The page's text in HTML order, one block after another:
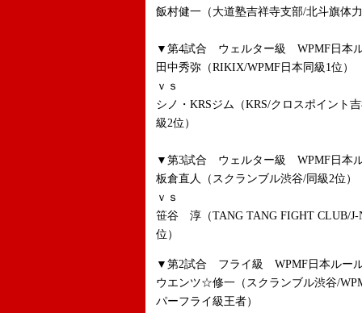
飯村健一（大道塾吉祥寺支部/北斗旗体
▼第4試合 ウェルター級 WPMF日本
田中秀弥（RIKIX/WPMF日本同級1位）
ｖｓ
シノ・KRSジム（KRS/クロスポイント
級2位）
▼第3試合 ウェルター級 WPMF日本
板倉直人（スクランブル渋谷/同級2位）
ｖｓ
笹谷 淳（TANG TANG FIGHT CLUB/J-
位）
▼第2試合 フライ級 WPMF日本ルー
ウエンツ☆修一（スクランブル渋谷/
パーフライ級王者）